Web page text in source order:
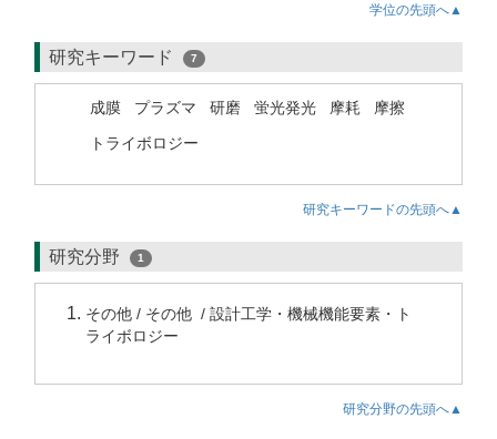
学位の先頭へ▲
研究キーワード 7
成膜 プラズマ 研磨 蛍光発光 摩耗
摩擦
トライボロジー
研究キーワードの先頭へ▲
研究分野 1
その他 / その他 / 設計工学・機械機能要素・ト
ライボロジー
研究分野の先頭へ▲